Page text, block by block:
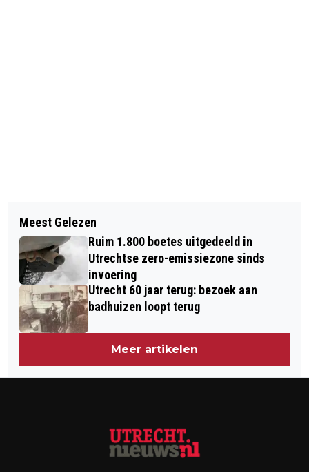
A.S.R. REAL ESTATE SLUIT MEERDERE
HUUROVEREENKOMSTEN IN LEIDSCHE
RIJN CENTRUM
UTRECHT VERLAAGT
BETAALBAARHEIDSGRENS
BETAALBARE KOOP VAN €435.000
NAAR €390.000
Meest Gelezen
Ruim 1.800 boetes uitgedeeld in
Utrechtse zero-emissiezone sinds
invoering
Utrecht 60 jaar terug: bezoek aan
badhuizen loopt terug
Meer artikelen